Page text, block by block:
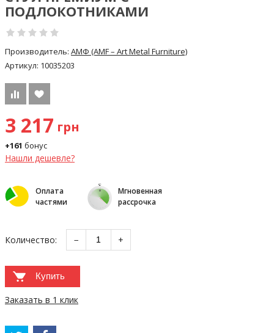
ПОДЛОКОТНИКАМИ
Производитель: АМФ (AMF – Art Metal Furniture)
Артикул: 10035203
3 217 грн
+161 бонус
Нашли дешевле?
Оплата
частями
Мгновенная
рассрочка
Количество: − +
Купить
Заказать в 1 клик